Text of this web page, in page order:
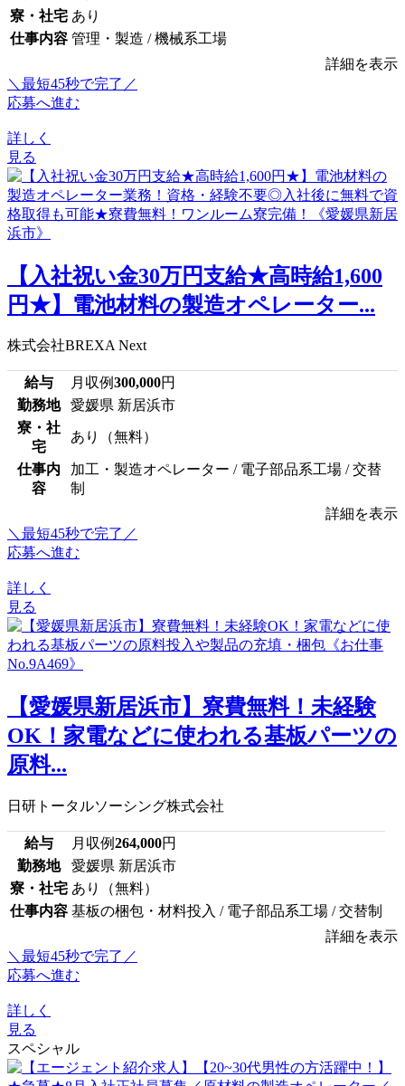
寮・社宅 あり
仕事内容 管理・製造 / 機械系工場
詳細を表示
＼最短45秒で完了／
応募へ進む
詳しく
見る
【入社祝い金30万円支給★高時給1,600
円★】電池材料の製造オペレーター...
株式会社BREXA Next
給与 月収例300,000円
勤務地
愛媛県 新居浜市
寮・社
宅
あり（無料）
仕事内
容
加工・製造オペレーター / 電子部品系工場 / 交替
制
詳細を表示
＼最短45秒で完了／
応募へ進む
詳しく
見る
【愛媛県新居浜市】寮費無料！未経験
OK！家電などに使われる基板パーツの
原料...
日研トータルソーシング株式会社
給与 月収例264,000円
勤務地
愛媛県 新居浜市
寮・社宅 あり（無料）
仕事内容 基板の梱包・材料投入 / 電子部品系工場 / 交替制
詳細を表示
＼最短45秒で完了／
応募へ進む
詳しく
見る
スペシャル